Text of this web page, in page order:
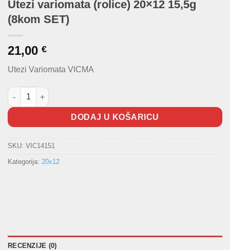
Utezi variomata (rolice) 20×12 15,5g
(8kom SET)
21,00 €
Utezi Variomata VICMA
Utezi variomata (rolice) 20x12 15,5g (8kom SET) količina
DODAJ U KOŠARICU
SKU: VIC14151
Kategorija: 20x12
RECENZIJE (0)